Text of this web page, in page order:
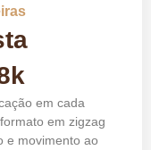
em cada
em zigzag
e movimento ao